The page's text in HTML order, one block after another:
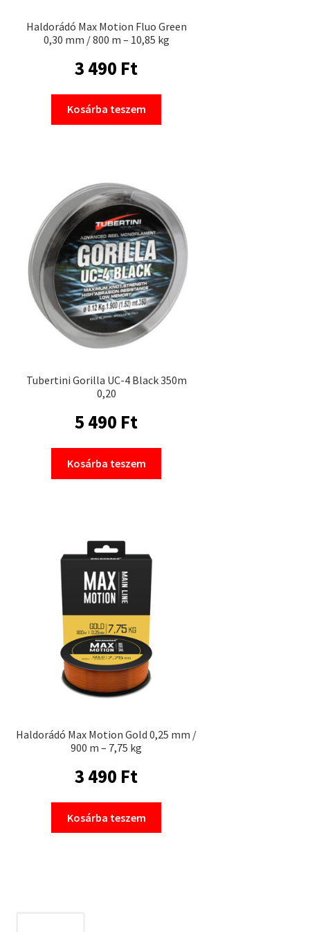
Haldorádó Max Motion Fluo Green
0,30 mm / 800 m – 10,85 kg
3 490 Ft
Kosárba teszem
Tubertini Gorilla UC-4 Black 350m
0,20
5 490 Ft
Kosárba teszem
Haldorádó Max Motion Gold 0,25 mm /
900 m – 7,75 kg
3 490 Ft
Kosárba teszem